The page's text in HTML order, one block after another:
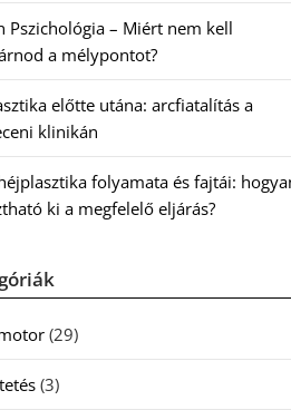
Pszichológia – Miért nem kell
a mélypontot?
előtte utána: arcfiatalítás a
klinikán
folyamata és fajtái:
ki a megfelelő eljárás?
(29)
(3)